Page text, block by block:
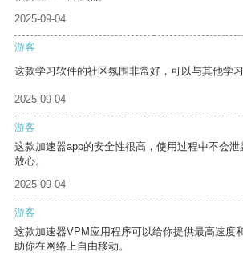
2025-09-04
游客
这款学习软件的社区氛围非常好，可以与其他学
2025-09-04
游客
这款加速器app的安全性很高，使用过程中不会
放心。
2025-09-04
游客
这款加速器VPM应用程序可以给你提供最高速度
助你在网络上自由移动。